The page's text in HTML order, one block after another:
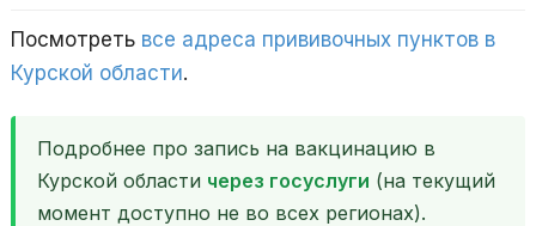
Посмотреть все адреса прививочных пунктов в
Курской области.
Подробнее про запись на вакцинацию в
Курской области через госуслуги (на текущий
момент доступно не во всех регионах).